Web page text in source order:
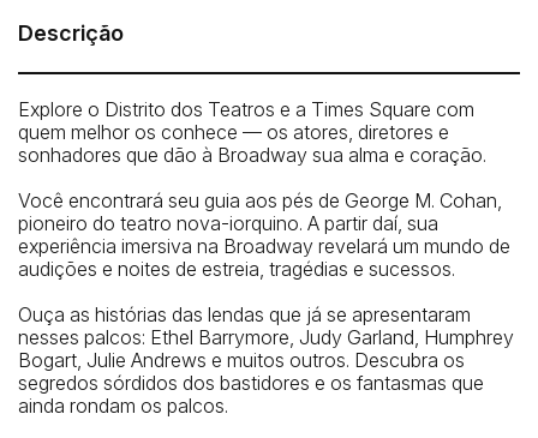
Meeting Point: George M Cohan Statue, Times Square
(46th Street and Broadway)
Telefone: 646-801-8692
Descrição
Explore o Distrito dos Teatros e a Times Square com
quem melhor os conhece — os atores, diretores e
sonhadores que dão à Broadway sua alma e coração.
Você encontrará seu guia aos pés de George M. Cohan,
pioneiro do teatro nova-iorquino. A partir daí, sua
experiência imersiva na Broadway revelará um mundo de
audições e noites de estreia, tragédias e sucessos.
Ouça as histórias das lendas que já se apresentaram
nesses palcos: Ethel Barrymore, Judy Garland, Humphrey
Bogart, Julie Andrews e muitos outros. Descubra os
segredos sórdidos dos bastidores e os fantasmas que
ainda rondam os palcos.